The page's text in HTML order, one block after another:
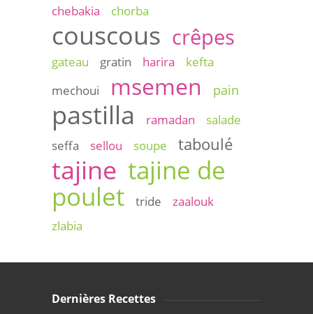
chebakia
chorba
couscous crêpes
gateau gratin harira
kefta
mechoui
msemen pain
pastilla ramadan
salade
seffa
sellou soupe taboulé
tajine tajine de
poulet
tride
zaalouk
zlabia
Dernières Recettes